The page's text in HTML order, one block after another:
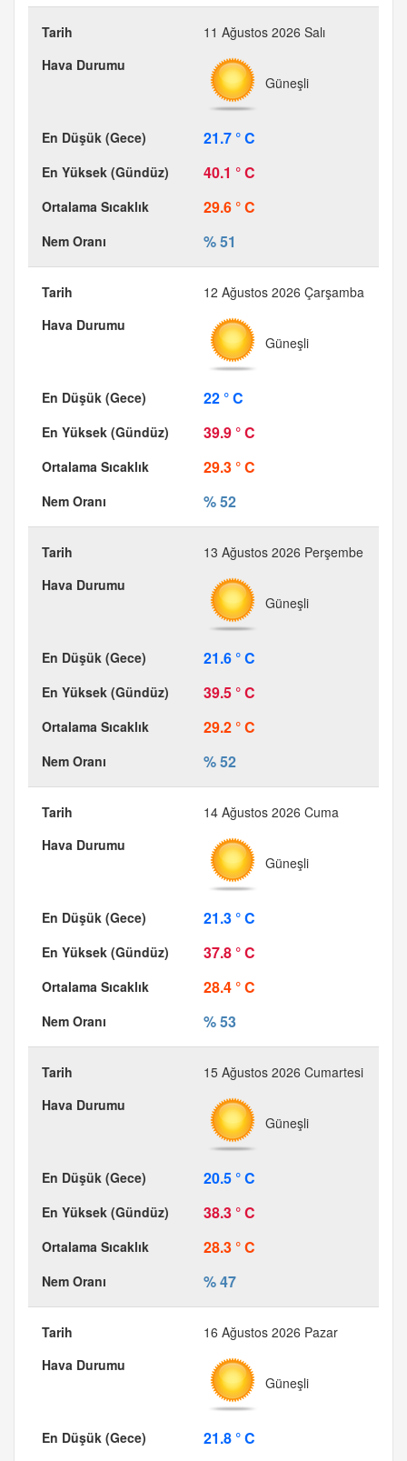
11 Ağustos 2026 Salı
Güneşli
21.7 ° C
40.1 ° C
29.6 ° C
% 51
12 Ağustos 2026 Çarşamba
Güneşli
22 ° C
39.9 ° C
29.3 ° C
% 52
13 Ağustos 2026 Perşembe
Güneşli
21.6 ° C
39.5 ° C
29.2 ° C
% 52
14 Ağustos 2026 Cuma
Güneşli
21.3 ° C
37.8 ° C
28.4 ° C
% 53
15 Ağustos 2026 Cumartesi
Güneşli
20.5 ° C
38.3 ° C
28.3 ° C
% 47
16 Ağustos 2026 Pazar
Güneşli
21.8 ° C